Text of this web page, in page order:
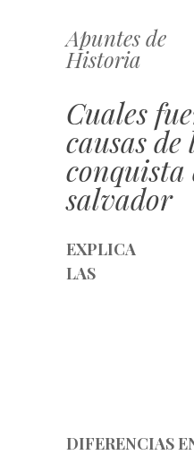
Apuntes de
Historia
Saltar
al
Cuales
causas de
conquista
salvador
EXPLICA
LAS
DIFERENCIAS